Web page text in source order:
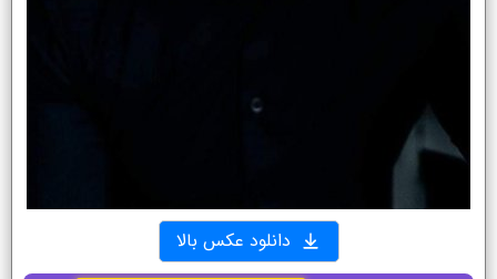
دانلود عکس بالا